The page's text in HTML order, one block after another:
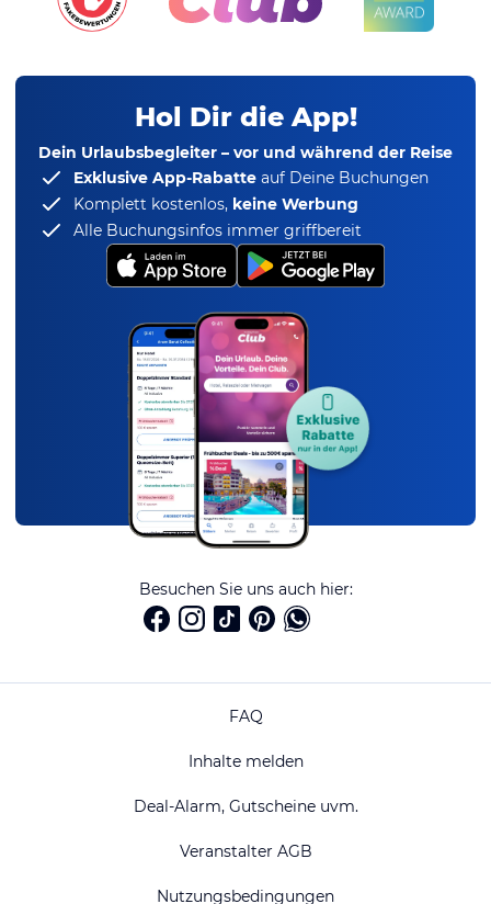
Hol Dir die App!
Dein Urlaubsbegleiter – vor und während der Reise
Exklusive App-Rabatte auf Deine Buchungen
Komplett kostenlos, keine Werbung
Alle Buchungsinfos immer griffbereit
Besuchen Sie uns auch hier:
FAQ
Inhalte melden
Deal-Alarm, Gutscheine uvm.
Veranstalter AGB
Nutzungsbedingungen